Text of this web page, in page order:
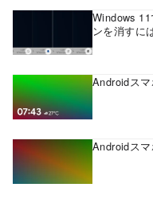
Windows
ンを消すに
Androidス
Androidス